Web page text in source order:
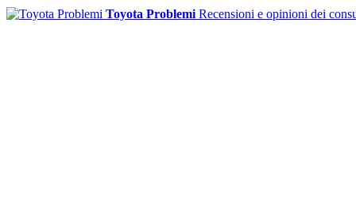
Toyota Problemi Recensioni e opinioni dei